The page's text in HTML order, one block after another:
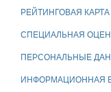
РЕЙТИНГОВАЯ КАРТА
СПЕЦИАЛЬНАЯ
ПЕРСОНАЛЬНЫЕ
ИНФОРМАЦИОННАЯ